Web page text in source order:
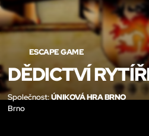
ESCAPE GAME
DĚDICTVÍ
Společnost:ÚNIKOVÁ HRA BRNO
Brno